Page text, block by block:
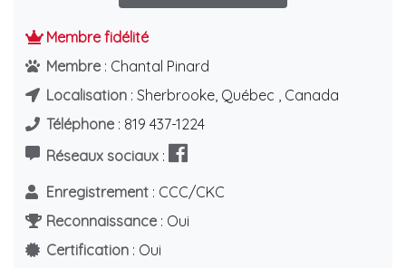
Membre fidélité
Membre : Chantal Pinard
Localisation : Sherbrooke, Québec , Canada
Téléphone : 819 437-1224
Réseaux sociaux :
Enregistrement : CCC/CKC
Reconnaissance : Oui
Certification : Oui